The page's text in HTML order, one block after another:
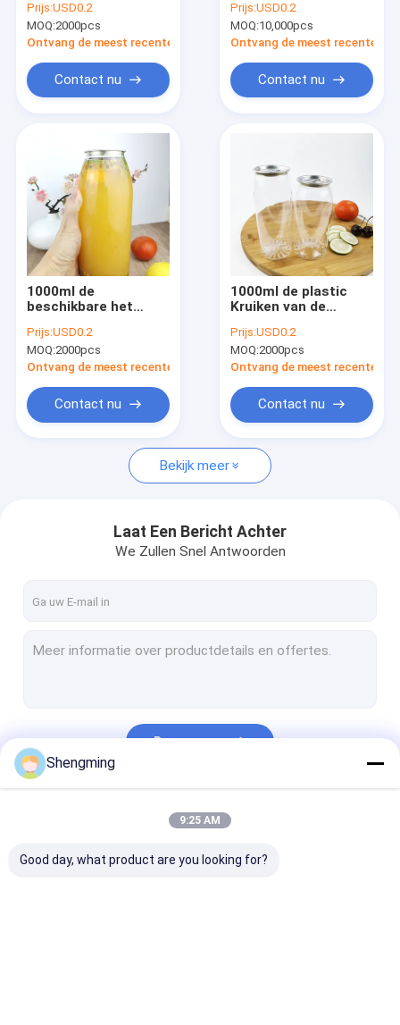
Producten
Ongeveer ons
Fabrieksreis
Kwaliteitscontrole
Nieuws
Gevallen
Plastic Containerflessen
HUISDIEREN Plastic Flessen
De Blikken van de voedselopslag
Automatische Seamer Machine
Het Voorvormen van de huisdierenfles
van Blikken
Transparante Snacks
Prijs:USD0.2
MOQ:2000pcs
Ontvang de meest recente Prijs
Contact nu
trekken deksel,
bewaren sappen en
dranken
Prijs:USD0.2
MOQ:10,000pcs
Ontvang de meest recente
Contact nu
1000ml de
beschikbare het
Flessenvoedsel voor
Thee
Prijs:USD0.2
MOQ:2000pcs
Ontvang de meest recente Prijs
Contact nu
1000ml de plastic
Kruiken van de
met Gemakkelijke het
Voedselrang van de
Trekkrachtdekking
Prijs:USD0.2
MOQ:2000pcs
Ontvang de meest recente
Contact nu
Bekijk meer
Laat Een Bericht Achter
We Zullen Snel Antwoorden
Doorgaan
Shengming
9:25 AM
Good day, what product are you looking for?